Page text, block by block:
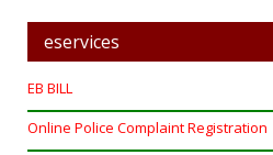
eservices
EB BILL
Online Police Complaint Registration